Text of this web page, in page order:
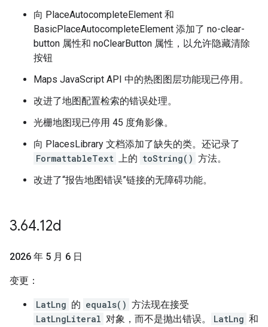
向 PlaceAutocompleteElement 和
BasicPlaceAutocompleteElement 添加了 no-clear-
button 属性和 noClearButton 属性，以允许隐藏清除
按钮
Maps JavaScript API 中的热图图层功能现已停用。
改进了地图配置检索的错误处理。
光栅地图现已停用 45 度角影像。
向 PlacesLibrary 文档添加了缺失的类。还记录了
FormattableText 上的 toString() 方法。
改进了“报告地图错误”链接的无障碍功能。
3.64.12d
2026 年 5 月 6 日
变更：
LatLng 的 equals() 方法现在接受
LatLngLiteral 对象，而不是抛出错误。 LatLng 和